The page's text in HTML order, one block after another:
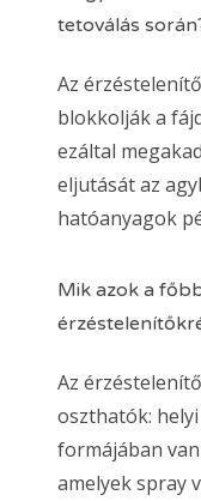
tetoválás
Az
blokkolják a
ezáltal
eljutását az
hatóanyagok
Mik azok a
Az
oszthatók:
formájában
amelyek spray